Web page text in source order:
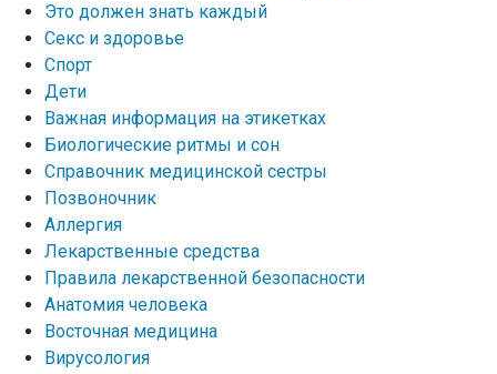
Это должен знать каждый
Секс и здоровье
Спорт
Дети
Важная информация на этикетках
Биологические ритмы и сон
Справочник медицинской сестры
Позвоночник
Аллергия
Лекарственные средства
Правила лекарственной безопасности
Aнатомия человека
Восточная медицина
Вирусология